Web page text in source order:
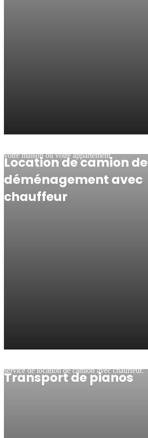
votre maison ou votre appartement.
Location de camion de
déménagement avec
chauffeur
service de location de camion avec chauffeur.
Transport de pianos